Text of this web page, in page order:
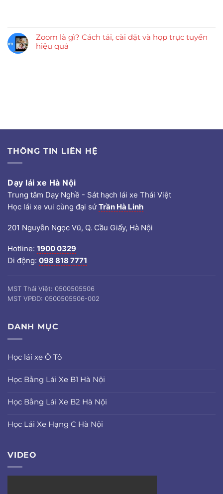
Zoom là gì? Cách tải, cài đặt và họp trực tuyến
hiệu quả
THÔNG TIN LIÊN HỆ
Dạy lái xe Hà Nội
Trung tâm Dạy Nghề - Sát hạch lái xe Thái Việt
Học lái xe vui cùng đại sứTrần Hà Linh
201 Nguyễn Ngọc Vũ, Q. Cầu Giấy, Hà Nội
Hotline: 1900 0329
Di động: 098 818 7771
MST Thái Việt: 0500505506
MST VPĐD: 0500505506-002
DANH MỤC
Học lái xe Ô Tô
Học Bằng Lái Xe B1 Hà Nội
Học Bằng Lái Xe B2 Hà Nội
Học Lái Xe Hạng C Hà Nội
VIDEO